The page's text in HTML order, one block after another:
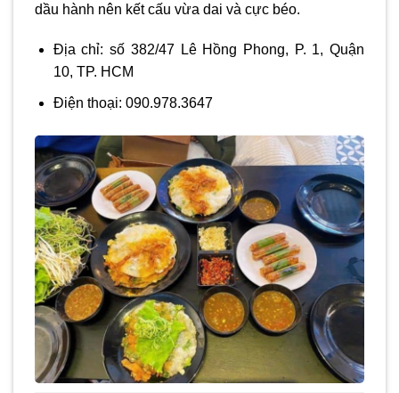
dầu hành nên kết cấu vừa dai và cực béo.
Địa chỉ: số 382/47 Lê Hồng Phong, P. 1, Quận
10, TP. HCM
Điện thoại: 090.978.3647